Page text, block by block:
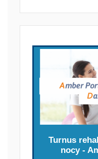
Turnus
nocy -